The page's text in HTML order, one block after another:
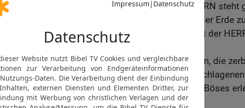
das Angesicht des HERRN
tun, um ihr Andenken von der Erde
18 Wenn jene rufen, so hört der
19 Der HERR ist nahe denen, die
und er hilft denen, die
20 Der Gerechte muss viel Böses
ihn der HERR.